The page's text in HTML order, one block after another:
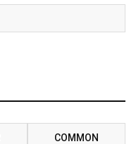
COMMON